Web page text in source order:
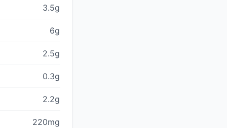
3.5g
6g
2.5g
0.3g
2.2g
220mg